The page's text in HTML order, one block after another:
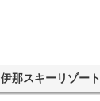
伊那スキーリゾート